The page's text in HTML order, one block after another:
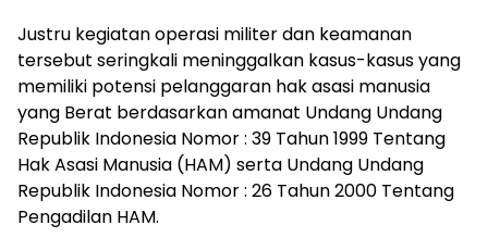
Justru kegiatan operasi militer dan keamanan
tersebut seringkali meninggalkan kasus-kasus yang
memiliki potensi pelanggaran hak asasi manusia
yang Berat berdasarkan amanat Undang Undang
Republik Indonesia Nomor : 39 Tahun 1999 Tentang
Hak Asasi Manusia (HAM) serta Undang Undang
Republik Indonesia Nomor : 26 Tahun 2000 Tentang
Pengadilan HAM.